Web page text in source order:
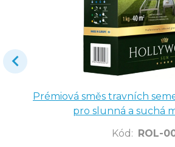
Prémiová směs travních
pro slunná a suchá
Kód : ROL-